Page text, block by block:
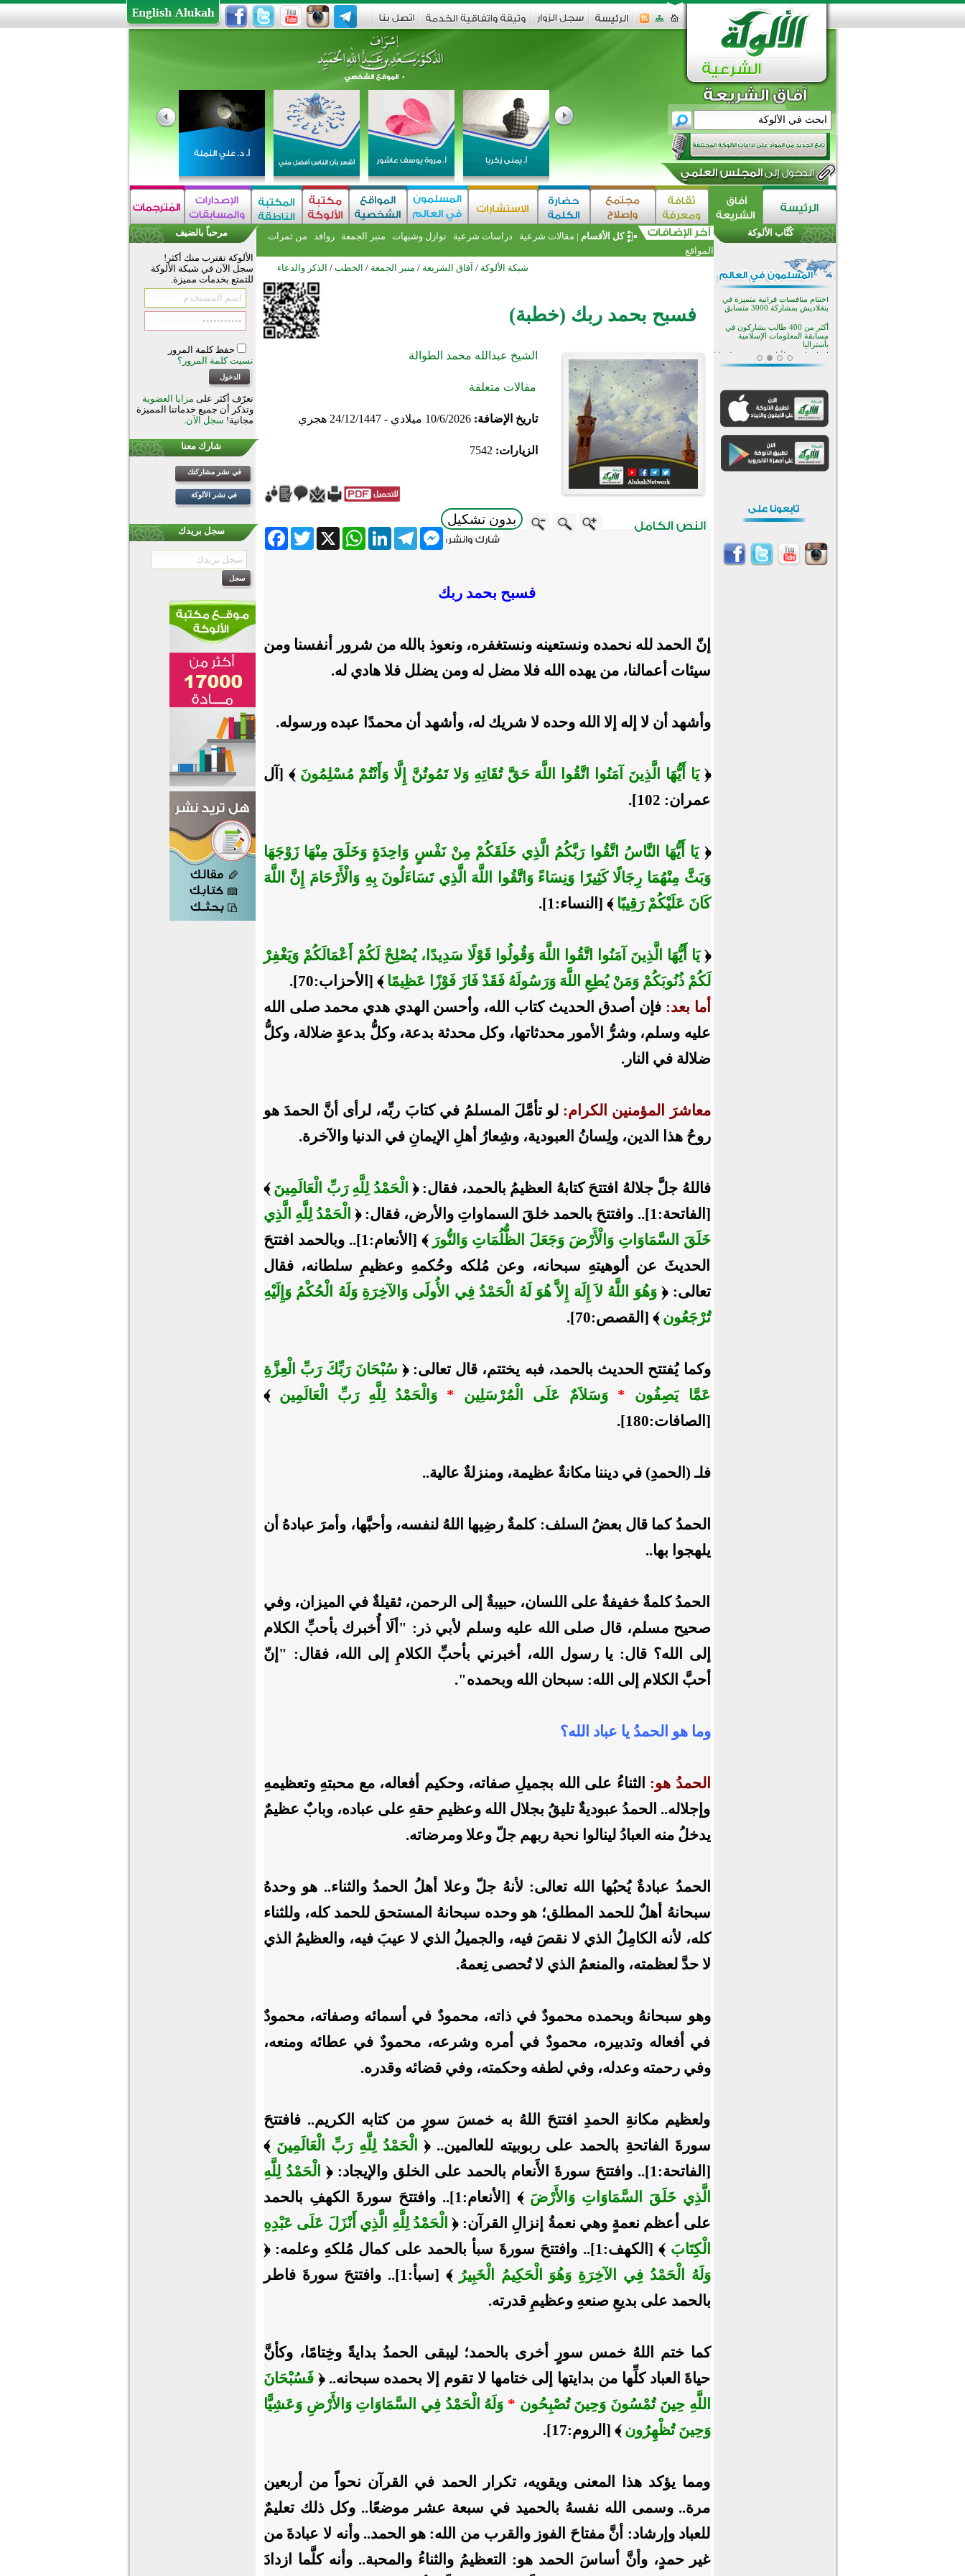
كل الأقسام | مقالات شرعية دراسات شرعية نوازل وشبهات منبر الجمعة روافد
من ثمرات
المواقع
شبكة الألوكة / آفاق الشريعة / منبر الجمعة / الخطب / الذكر والدعاء
فسبح بحمد ربك (خطبة)
الشيخ عبدالله محمد الطوالة
مقالات متعلقة
تاريخ الإضافة:10/6/2026 ميلادي - 24/12/1447 هجري
الزيارات: 7542
بدون تشكيل
FacebookTwitter X
WhatsAppLinkedInTelegram
Messenger
فسبح بحمد ربك
إنّ الحمد لله نحمده ونستعينه ونستغفره، ونعوذ بالله من شرور أنفسنا ومن
سيئات أعمالنا، من يهده الله فلا مضل له ومن يضلل فلا هادي له.
وأشهد أن لا إله إلا الله وحده لا شريك له، وأشهد أن محمدًا عبده ورسوله.
﴿يَا أَيُّهَا الَّذِينَ آمَنُوا اتَّقُوا اللَّهَ حَقَّ تُقَاتِهِ وَلا تَمُوتُنَّ إِلَّا وَأَنْتُمْ مُسْلِمُونَ ﴾ [آل
عمران: 102].
﴿يَا أَيُّهَا النَّاسُ اتَّقُوا رَبَّكُمُ الَّذِي خَلَقَكُمْ مِنْ نَفْسٍ وَاحِدَةٍ وَخَلَقَ مِنْهَا زَوْجَهَا
وَبَثَّ مِنْهُمَا رِجَالًا كَثِيرًا وَنِسَاءً وَاتَّقُوا اللَّهَ الَّذِي تَسَاءَلُونَ بِهِ وَالْأَرْحَامَ إِنَّ اللَّهَ
كَانَ عَلَيْكُمْ رَقِيبًا ﴾ [النساء:1].
﴿يَا أَيُّهَا الَّذِينَ آمَنُوا اتَّقُوا اللَّهَ وَقُولُوا قَوْلًا سَدِيدًا، يُصْلِحْ لَكُمْ أَعْمَالَكُمْ وَيَغْفِرْ
لَكُمْ ذُنُوبَكُمْ وَمَنْ يُطِعِ اللَّهَ وَرَسُولَهُ فَقَدْ فَازَ فَوْزًا عَظِيمًا ﴾ [الأحزاب:70].
أما بعد: فإن أصدق الحديث كتاب الله، وأحسن الهدي هدي محمد صلى الله
عليه وسلم، وشرُّ الأمور محدثاتها، وكل محدثة بدعة، وكلُّ بدعةٍ ضلالة، وكلُّ
ضلالة في النار.
معاشرَ المؤمنين الكرام: لو تأمَّلَ المسلمُ في كتابَ ربِّه، لرأى أنَّ الحمدَ هو
روحُ هذا الدين، ولِسانُ العبودية، وشِعارُ أهلِ الإيمانِ في الدنيا والآخرة.
فاللهُ جلَّ جلالهُ افتتحَ كتابهُ العظيمُ بالحمد، فقال: ﴿ الْحَمْدُ لِلَّهِ رَبِّ الْعَالَمِينَ ﴾
[الفاتحة:1].. وافتتحَ بالحمد خلقَ السماواتِ والأرض، فقال: ﴿
الْحَمْدُ لِلَّهِ الَّذِي
خَلَقَ السَّمَاوَاتِ وَالْأَرْضَ وَجَعَلَ الظُّلُمَاتِ وَالنُّورَ
﴾ [الأنعام:1].. وبالحمد افتتحَ
الحديثَ عن ألوهيتهِ سبحانه، وعن مُلكه وحُكمهِ وعظيمِ سلطانه، فقال
تعالى: ﴿وَهُوَ اللَّهُ لاَ إِلَهَ إِلاَّ هُوَ لَهُ الْحَمْدُ فِي الأُولَى وَالآخِرَةِ وَلَهُ الْحُكْمُ وَإِلَيْهِ
تُرْجَعُون ﴾ [القصص:70].
وكما يُفتتح الحديث بالحمد، فبه يختتم، قال تعالى: ﴿ سُبْحَانَ رَبِّكَ رَبِّ الْعِزَّةِ
عَمَّا يَصِفُون * وَسَلاَمٌ عَلَى الْمُرْسَلِين * وَالْحَمْدُ لِلَّهِ رَبِّ الْعَالَمِين ﴾
[الصافات:180].
فلـ (الحمدِ) في ديننا مكانةٌ عظيمة، ومنزلةٌ عالية..
الحمدُ كما قال بعضُ السلف: كلمةٌ رضِيها اللهُ لنفسه، وأحبَّها، وأمرَ عبادهُ أن
يلهجوا بها..
الحمدُ كلمةٌ خفيفةٌ على اللسان، حبيبةٌ إلى الرحمن، ثقيلةٌ في الميزان، وفي
صحيح مسلم، قال صلى الله عليه وسلم لأبي ذر: "ألَا أُخبرك بأحبِّ الكلام
إلى الله؟ قال: يا رسول الله، أخبرني بأحبِّ الكلامِ إلى الله، فقال: "إنّ
‌أحبَّ ‌الكلام ‌إلى ‌الله: سبحان الله وبحمده".
وما هو الحمدُ يا عباد الله؟
الحمدُ هو: الثناءُ على الله بجميلِ صفاته، وحكيم أفعاله، مع محبتهِ وتعظيمهِ
وإجلاله.. الحمدُ عبوديةٌ تليقُ بجلال الله وعظيمِ حقهِ على عباده، وبابٌ عظيمٌ
يدخلُ منه العبادُ لينالوا نحبة ربهم جلّ وعلا ومرضاته.
الحمدُ عبادةٌ يُحبُها الله تعالى: لأنهُ جلّ وعلا أهلُ الحمدُ والثناء.. هو وحدهُ
سبحانهُ أهلٌ للحمد المطلق؛ هو وحده سبحانهُ المستحق للحمد كله، وللثناء
كله، لأنه الكامِلُ الذي لا نقصَ فيه، والجميلُ الذي لا عيبَ فيه، والعظيمُ الذي
لا حدَّ لعظمته، والمنعمُ الذي لا تُحصى نِعمهُ.
وهو سبحانهُ وبحمده محمودٌ في ذاته، محمودٌ في أسمائه وصفاته، محمودٌ
في أفعاله وتدبيره، محمودٌ في أمره وشرعه، محمودٌ في عطائه ومنعه،
وفي رحمته وعدله، وفي لطفه وحكمته، وفي قضائه وقدره.
ولعظيم مكانةِ الحمدِ افتتحَ اللهُ به خمسَ سورٍ من كتابه الكريم.. فافتتحَ
سورةَ الفاتحةِ بالحمد على ربوبيته للعالمين.. ﴿ الْحَمْدُ لِلَّهِ رَبِّ الْعَالَمِينَ ﴾
[الفاتحة:1].. وافتتحَ سورةَ الأَنعام بالحمد على الخلق والإيجاد: ﴿
الْحَمْدُ لِلَّهِ
الَّذِي خَلَقَ السَّمَاوَاتِ وَالأَرْضَ
﴾ [الأنعام:1].. وافتتحَ سورةَ الكهفِ بالحمد
على أعظم نعمةٍ وهي نعمةُ إنزالِ القرآن: ﴿ الْحَمْدُ لِلَّهِ الَّذِي أَنْزَلَ عَلَى عَبْدِهِ
الْكِتَابَ ﴾ [الكهف:1].. وافتتحَ سورةَ سبأ بالحمد على كمال مُلكهِ وعلمه: ﴿
وَلَهُ الْحَمْدُ فِي الآخِرَةِ وَهُوَ الْحَكِيمُ الْخَبِيرُ
﴾ [سبأ:1].. وافتتحَ سورةَ فاطر
بالحمد على بديعِ صنعهِ وعظيمِ قدرته.
كما ختم اللهُ خمس سورٍ أخرى بالحمد؛ ليبقى الحمدُ بدايةً وخِتامًا، وكأنَّ
حياةَ العباد كلِّها من بدايتها إلى ختامها لا تقوم إلا بحمده سبحانه.. ﴿فَسُبْحَانَ
اللَّهِ حِينَ تُمْسُونَ وَحِينَ تُصْبِحُون * وَلَهُ الْحَمْدُ فِي السَّمَاوَاتِ وَالأَرْضِ وَعَشِيًّا
وَحِينَ تُظْهِرُون ﴾ [الروم:17].
ومما يؤكد هذا المعنى ويقويه، تكرار الحمد في القرآن نحواً من أربعين
مرة.. وسمى الله نفسهُ بالحميد في سبعة عشر موضعًا.. وكل ذلك تعليمٌ
للعباد وإرشاد: أنَّ مفتاحَ الفوز والقرب من الله: هو الحمد.. وأنه لا عبادةَ من
غير حمدٍ، وأنَّ أساسَ الحمد هو: التعظيمُ والثناءُ والمحبة.. وأنه كلَّما ازدادَ
مرحباً بالضيف
الألوكة تقترب منك أكثر!
سجل الآن في شبكة الألوكة
للتمتع بخدمات مميزة.
حفظ كلمة المرور
نسيت كلمة المرور؟
تعرّف أكثر على مزايا العضوية
وتذكر أن جميع خدماتنا المميزة
مجانية! سجل الآن.
شارك معنا
في نشر مشاركتك
في نشر الألوكة
سجل بريدك
كُتَّاب الألوكة
اختتام الدورة التاسعة لمسابقة حفظ
وتلاوة القرآن الكريم في أزناكاييف
تيسليتش تختتم برنامجا تعليميا لتعزيز
القيم وبناء الشخصية للشباب
المسلمين
اختتام منافسات قرآنية متميزة في
أكثر من 400 طالب يشاركون في
مسابقة المعلومات الإسلامية
بأستراليا
افتتاح تاريخي لأول مسجد في بلييفليا
بالجبل الأسود منذ أكثر من قرن
منطقة ريبوفسي تحتفل بميلاد
مسجد جديد في أجواء إيمانية مميزة
أكبر مشروع إسلامي في ريف
أستراليا يفتتح أبوابه بعد سنوات من
الصيفية للمسلمين في بينزا
وساراتوف وموردوفيا هذا العام
اختتام الدورة التاسعة لمسابقة حفظ
وتلاوة القرآن الكريم في أزناكاييف
تيسليتش تختتم برنامجا تعليميا لتعزيز
القيم وبناء الشخصية للشباب
المسلمين
اختتام منافسات قرآنية متميزة في
مسابقة المعلومات الإسلامية